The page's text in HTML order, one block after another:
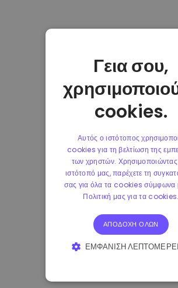
Γεια σου,
cookies.
Αυτός ο ιστότοπος
cookies για τη βελτίωση της
των χρηστών.
ιστότοπό μας, παρέχετε τη
σας για όλα τα cookies σύμφωνα
Πολιτική μας για τα cookies.
ΑΠΟΔΟΧΉ ΌΛΩΝ
ΕΜΦΆΝΙΣΗ